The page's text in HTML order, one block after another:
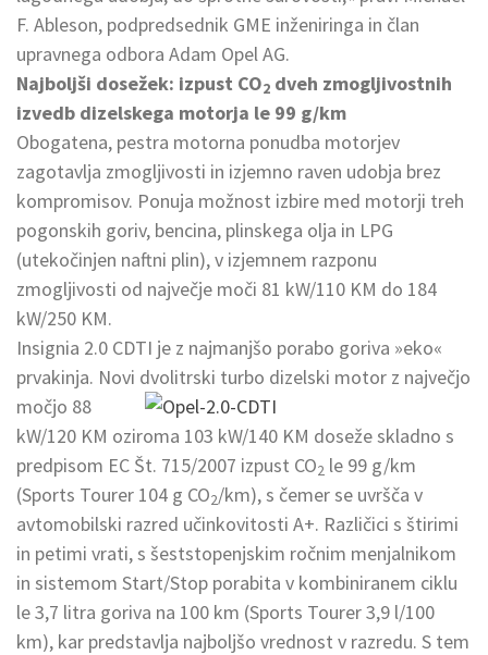
F. Ableson, podpredsednik GME inženiringa in član
upravnega odbora Adam Opel AG.
Najboljši dosežek: izpust CO2 dveh zmogljivostnih
izvedb dizelskega motorja le 99 g/km
Obogatena, pestra motorna ponudba motorjev
zagotavlja zmogljivosti in izjemno raven udobja brez
kompromisov. Ponuja možnost izbire med motorji treh
pogonskih goriv, bencina, plinskega olja in LPG
(utekočinjen naftni plin), v izjemnem razponu
zmogljivosti od največje moči 81 kW/110 KM do 184
kW/250 KM.
Insignia 2.0 CDTI je z najmanjšo porabo goriva »eko«
prvakinja. Novi dvolitrski turbo dizelski motor z največjo
močjo 88
kW/120 KM oziroma 103 kW/140 KM doseže skladno s
predpisom EC Št. 715/2007 izpust CO2 le 99 g/km
(Sports Tourer 104 g CO2/km), s čemer se uvršča v
avtomobilski razred učinkovitosti A+. Različici s štirimi
in petimi vrati, s šeststopenjskim ročnim menjalnikom
in sistemom Start/Stop porabita v kombiniranem ciklu
le 3,7 litra goriva na 100 km (Sports Tourer 3,9 l/100
km), kar predstavlja najboljšo vrednost v razredu. S tem